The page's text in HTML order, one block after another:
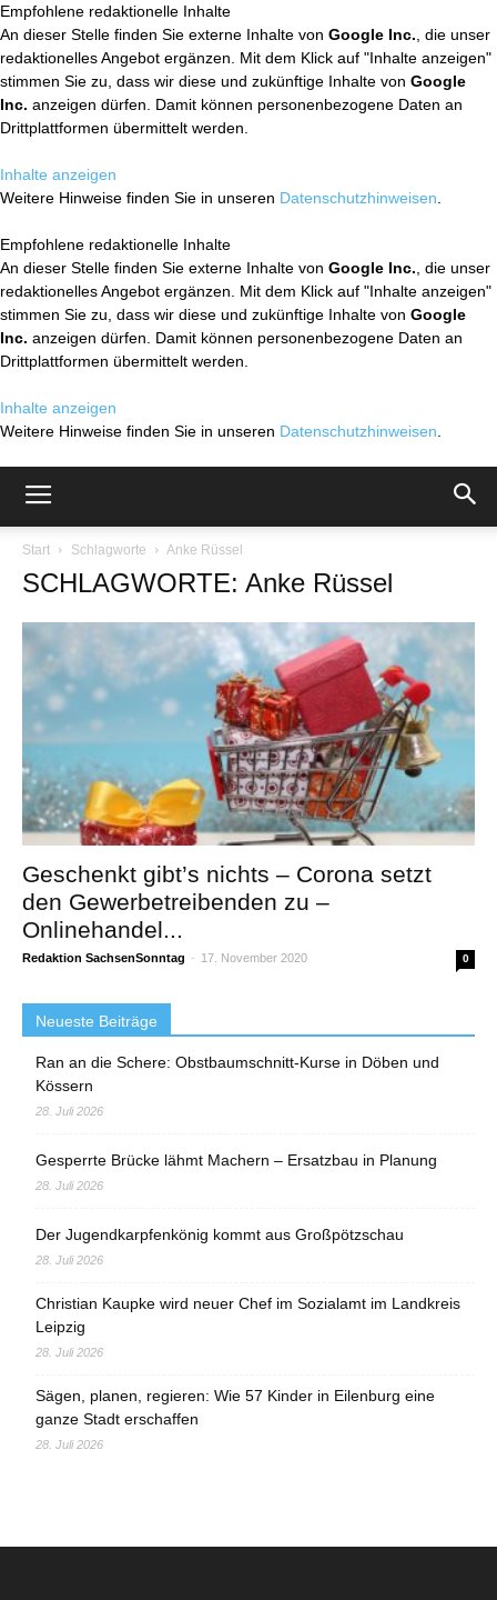
Empfohlene redaktionelle Inhalte
An dieser Stelle finden Sie externe Inhalte von Google Inc. , die unser
redaktionelles Angebot ergänzen. Mit dem Klick auf "Inhalte anzeigen"
stimmen Sie zu, dass wir diese und zukünftige Inhalte von Google
Inc. anzeigen dürfen. Damit können personenbezogene Daten an
Drittplattformen übermittelt werden.
Inhalte anzeigen
Weitere Hinweise finden Sie in unseren Datenschutzhinweisen
Empfohlene redaktionelle Inhalte
An dieser Stelle finden Sie externe Inhalte von Google Inc. , die unser
redaktionelles Angebot ergänzen. Mit dem Klick auf "Inhalte anzeigen"
stimmen Sie zu, dass wir diese und zukünftige Inhalte von Google
Inc. anzeigen dürfen. Damit können personenbezogene Daten an
Drittplattformen übermittelt werden.
Inhalte anzeigen
Weitere Hinweise finden Sie in unseren Datenschutzhinweisen
Start Schlagworte Anke Rüssel
SCHLAGWORTE: Anke Rüssel
Geschenkt gibt’s nichts – Corona setzt
den Gewerbetreibenden zu –
Onlinehandel...
Redaktion SachsenSonntag - 17. November 2020 0
Neueste Beiträge
Ran an die Schere: Obstbaumschnitt-Kurse in Döben und
Kössern
28. Juli 2026
Gesperrte Brücke lähmt Machern – Ersatzbau in Planung
28. Juli 2026
Der Jugendkarpfenkönig kommt aus Großpötzschau
28. Juli 2026
Christian Kaupke wird neuer Chef im Sozialamt im Landkreis
Leipzig
28. Juli 2026
Sägen, planen, regieren: Wie 57 Kinder in Eilenburg eine
ganze Stadt erschaffen
28. Juli 2026